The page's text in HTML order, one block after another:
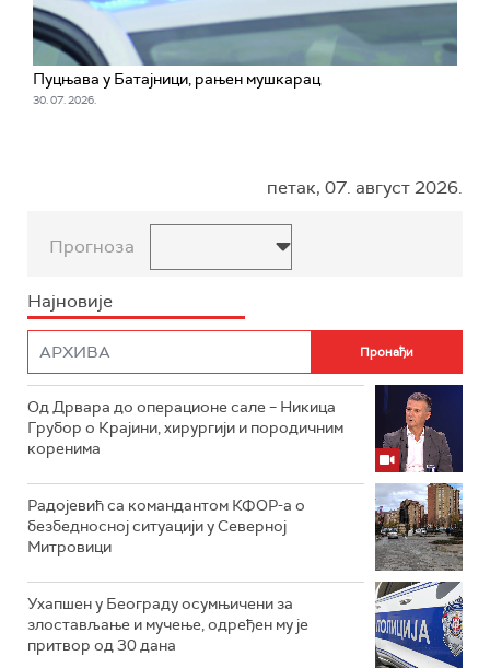
Пуцњава у Батајници, рањен мушкарац
30. 07. 2026.
петак, 07. август 2026.
Прогноза
Најновије
Од Дрвара до операционе сале – Никица
Грубор о Крајини, хирургији и породичним
коренима
Радојевић са командантом КФОР-а о
безбедносној ситуацији у Северној
Митровици
Ухапшен у Београду осумњичени за
злостављање и мучење, одређен му је
притвор од 30 дана